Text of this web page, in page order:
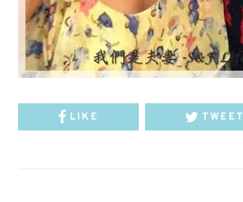
LIKE TWEET